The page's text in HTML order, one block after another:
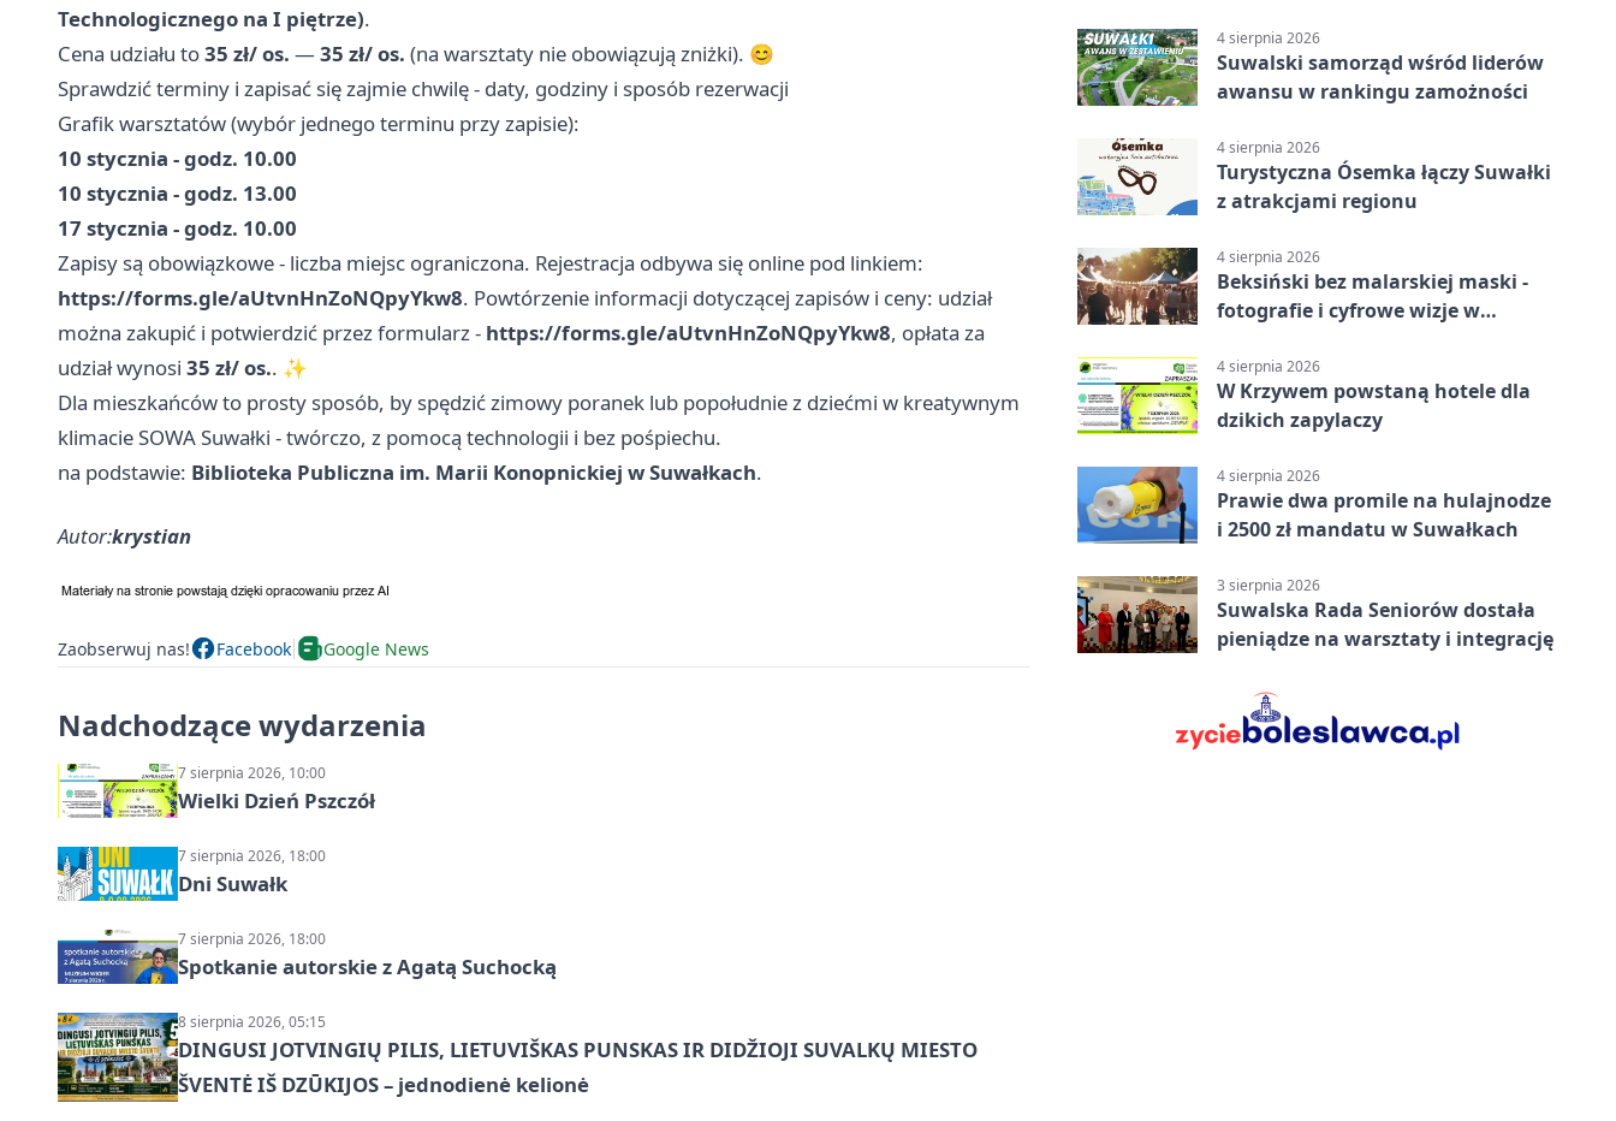
Technologicznego na I piętrze).
Cena udziału to35 zł/ os. — 35 zł/ os. (na warsztaty nie obowiązują zniżki). 😊
Sprawdzić terminy i zapisać się zajmie chwilę - daty, godziny i sposób rezerwacji
Grafik warsztatów (wybór jednego terminu przy zapisie):
10 stycznia - godz. 10.00
10 stycznia - godz. 13.00
17 stycznia - godz. 10.00
Zapisy są obowiązkowe - liczba miejsc ograniczona. Rejestracja odbywa się online pod linkiem:
https://forms.gle/aUtvnHnZoNQpyYkw8. Powtórzenie informacji dotyczącej zapisów i ceny: udział
można zakupić i potwierdzić przez formularz - https://forms.gle/aUtvnHnZoNQpyYkw8, opłata za
udział wynosi 35 zł/ os.. ✨
Dla mieszkańców to prosty sposób, by spędzić zimowy poranek lub popołudnie z dziećmi w kreatywnym
klimacie SOWA Suwałki - twórczo, z pomocą technologii i bez pośpiechu.
na podstawie: Biblioteka Publiczna im. Marii Konopnickiej w Suwałkach.
Autor:krystian
Zaobserwuj nas! Facebook Google News
Nadchodzące wydarzenia
7 sierpnia 2026, 10:00
Wielki Dzień Pszczół
7 sierpnia 2026, 18:00
Dni Suwałk
7 sierpnia 2026, 18:00
Spotkanie autorskie z Agatą Suchocką
8 sierpnia 2026, 05:15
DINGUSI JOTVINGIŲ PILIS, LIETUVIŠKAS PUNSKAS IR DIDŽIOJI SUVALKŲ MIESTO
ŠVENTĖ IŠ DZŪKIJOS – jednodienė kelionė
4 sierpnia 2026
Suwalski samorząd wśród liderów
awansu w rankingu zamożności
4 sierpnia 2026
Turystyczna Ósemka łączy Suwałki
z atrakcjami regionu
4 sierpnia 2026
Beksiński bez malarskiej maski -
fotografie i cyfrowe wizje w
4 sierpnia 2026
W Krzywem powstaną hotele dla
dzikich zapylaczy
4 sierpnia 2026
Prawie dwa promile na hulajnodze
i 2500 zł mandatu w Suwałkach
3 sierpnia 2026
Suwalska Rada Seniorów dostała
pieniądze na warsztaty i integrację